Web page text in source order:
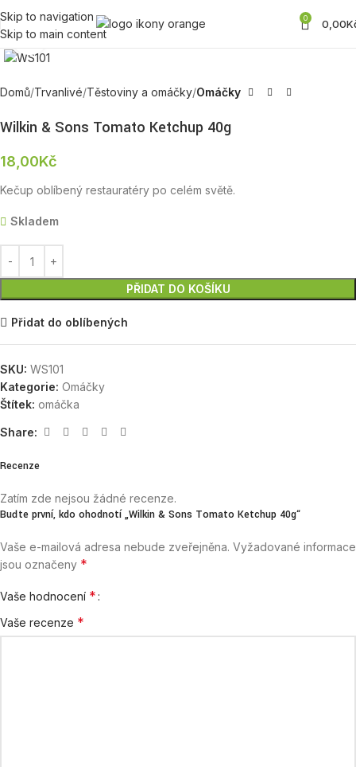
Skip to navigation
Skip to main content
0 0,00
Zobrazit produktovou fotku
Domů Trvanlivé Těstoviny a omáčky Omáčky
Wilkin & Sons Tomato Ketchup 40g
18,00Kč
Kečup oblíbený restauratéry po celém světě.
Skladem
PŘIDAT DO KOŠÍKU
Přidat do oblíbených
SKU: WS101
Kategorie: Omáčky
Štítek: omáčka
Share:
Recenze
Zatím zde nejsou žádné recenze.
Buďte první, kdo ohodnotí „Wilkin & Sons Tomato Ketchup 40g“
Vaše e-mailová adresa nebude zveřejněna. Vyžadované informace
jsou označeny *
Vaše hodnocení *
Vaše recenze *